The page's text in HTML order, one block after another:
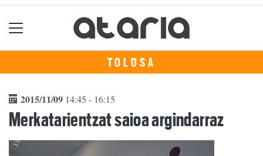
TOLOSA
2015/11/09 14:45 - 16:15
Merkatarientzat saioa argindarraz